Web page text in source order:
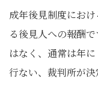
成年後見制度にお
る後見人への報酬
はなく、通常は年
行ない、裁判所が決